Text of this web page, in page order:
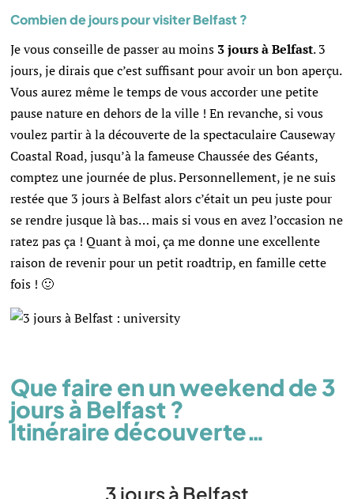
Combien de jours pour visiter Belfast ?
Je vous conseille de passer au moins 3 jours à Belfast. 3
jours, je dirais que c’est suffisant pour avoir un bon aperçu.
Vous aurez même le temps de vous accorder une petite
pause nature en dehors de la ville !En revanche, si vous
voulez partir à la découverte de la spectaculaire Causeway
Coastal Road, jusqu’à la fameuse Chaussée des Géants,
comptez une journée de plus. Personnellement, je ne suis
restée que 3 jours à Belfast alors c’était un peu juste pour
se rendre jusque là bas… mais si vous en avez l’occasion ne
ratez pas ça ! Quant à moi, ça me donne une excellente
raison de revenir pour un petit roadtrip, en famille cette
fois ! 🙂
Que faire en un weekend de 3
jours à Belfast ?
Itinéraire découverte…
3 jours à Belfast